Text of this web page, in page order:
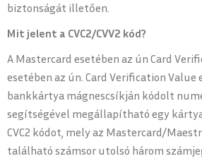
biztonságát illetően.
Mit jelent a CVC2/CVV2 kód?
A Mastercard esetében az ún Card
esetében az ún. Card Verification Value
bankkártya mágnescsíkján kódolt
segítségével megállapítható egy
CVC2 kódot, mely az Mastercard/
található számsor utolsó három